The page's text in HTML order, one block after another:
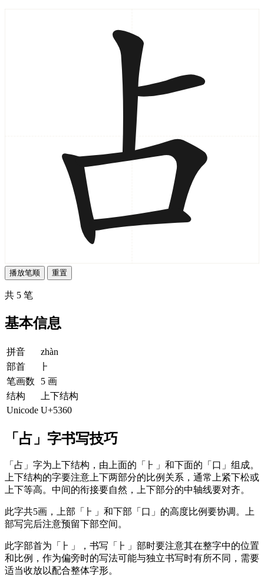
播放笔顺 重置
共 5 笔
基本信息
拼音
zhàn
部首
⺊
笔画数
5 画
结构
上下结构
Unicode U+5360
「占」字书写技巧
「占」字为上下结构，由上面的「⺊」和下面的「口」组成。
上下结构的字要注意上下两部分的比例关系，通常上紧下松或
上下等高。中间的衔接要自然，上下部分的中轴线要对齐。
此字共5画，上部「⺊」和下部「口」的高度比例要协调。上
部写完后注意预留下部空间。
此字部首为「⺊」，书写「⺊」部时要注意其在整字中的位置
和比例，作为偏旁时的写法可能与独立书写时有所不同，需要
适当收放以配合整体字形。